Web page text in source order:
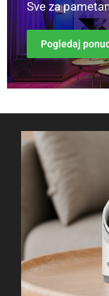
Sve za
Pogledaj